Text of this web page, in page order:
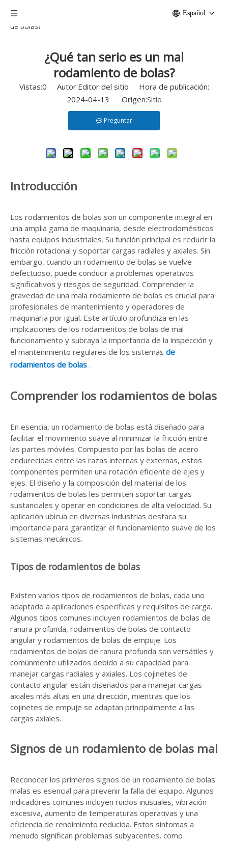
Español
¿Qué tan serio es un mal rodamiento
de bolas?
¿Qué tan serio es un mal
rodamiento de bolas?
Vistas:0 Autor:Editor del sitio Hora de publicación:
2024-04-13 Origen:Sitio
Preguntar
Introducción
Los rodamientos de bolas son un componente integral en
una amplia gama de maquinaria, desde electrodomésticos
hasta equipos industriales. Su función principal es reducir la
fricción rotacional y soportar cargas radiales y axiales. Sin
embargo, cuando un rodamiento de bolas se vuelve
defectuoso, puede conducir a problemas operativos
significativos y riesgos de seguridad. Comprender la
gravedad de una mala rodamiento de bolas es crucial para
profesionales de mantenimiento y operadores de
maquinaria por igual. Este artículo profundiza en las
implicaciones de los rodamientos de bolas de mal
funcionamiento y subraya la importancia de la inspección y
el mantenimiento regulares de los sistemas de
rodamientos de bolas .
Comprender los rodamientos de bolas
En esencia, un rodamiento de bolas está diseñado para
facilitar el movimiento suave al minimizar la fricción entre
las partes móviles. Compuesto por las bolas de acero
endurecidas entre las razas internas y externas, estos
componentes permiten una rotación eficiente de ejes y
ejes. El diseño y la composición del material de los
rodamientos de bolas les permiten soportar cargas
sustanciales y operar en condiciones de alta velocidad. Su
aplicación ubicua en diversas industrias destaca su
importancia para garantizar el funcionamiento suave de los
sistemas mecánicos.
Tipos de rodamientos de bolas
Existen varios tipos de rodamientos de bolas, cada uno
adaptado a aplicaciones específicas y requisitos de carga.
Algunos tipos comunes incluyen rodamientos de bolas de
ranura profunda, rodamientos de bolas de contacto
angular y rodamientos de bolas de empuje. Los
rodamientos de bolas de ranura profunda son versátiles y
comúnmente utilizados debido a su capacidad para
manejar cargas radiales y axiales. Los cojinetes de
contacto angular están diseñados para manejar cargas
axiales más altas en una dirección, mientras que los
cojinetes de empuje se adaptan principalmente a las
cargas axiales.
Signos de un rodamiento de bolas mal
Reconocer los primeros signos de un rodamiento de bolas
malas es esencial para prevenir la falla del equipo. Algunos
indicadores comunes incluyen ruidos inusuales, vibración
excesiva, aumento de temperaturas operativas y una
eficiencia de rendimiento reducida. Estos síntomas a
menudo significan problemas subyacentes, como